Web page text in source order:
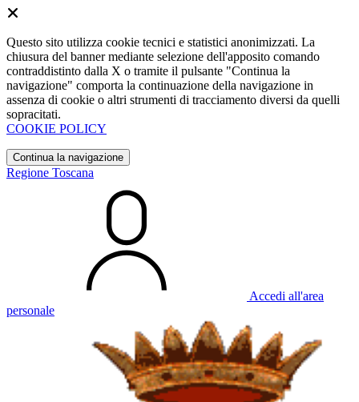
Questo sito utilizza cookie tecnici e statistici anonimizzati. La
chiusura del banner mediante selezione dell'apposito comando
contraddistinto dalla X o tramite il pulsante "Continua la
navigazione" comporta la continuazione della navigazione in
assenza di cookie o altri strumenti di tracciamento diversi da quelli
sopracitati.
COOKIE POLICY
Continua la navigazione
Regione Toscana
Accedi all'area
personale